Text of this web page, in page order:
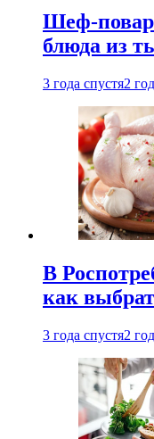
Шеф-повар
блюда из
3 года спустя2
В
как
3 года спустя2